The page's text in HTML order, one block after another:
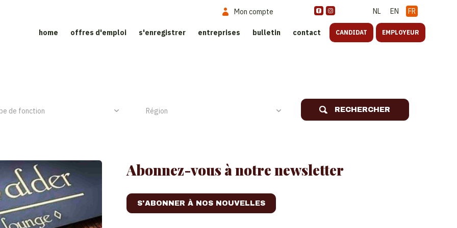
NL EN FR
Mon compte
home offres d'emploi s'enregistrer entreprises bulletin contact CANDIDAT EMPLOYEUR
RECHERCHER
Abonnez-vous à notre newsletter